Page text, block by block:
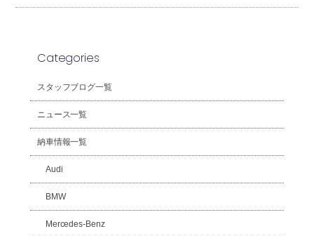
Categories
スタッフブログ一覧
ニュース一覧
納車情報一覧
Audi
BMW
Mercedes-Benz